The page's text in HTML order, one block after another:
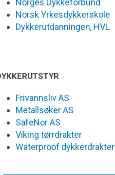
Norges Dykkeforbund
Norsk Yrkesdykkerskole
Dykkerutdanningen, HVL
Frivannsliv AS
Metallsøker AS
SafeNor AS
Viking tørrdrakter
Waterproof dykkerdrakter